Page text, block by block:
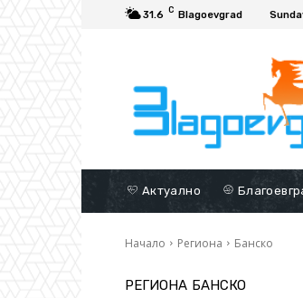
31.6 C Blagoevgrad
Актуално
Начало Региона Банско
РЕГИОНА БАНСКО